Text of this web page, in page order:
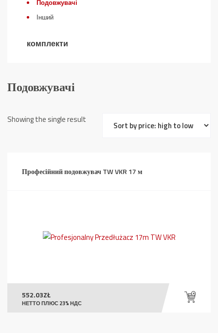
Подовжувачі
Інший
комплекти
Подовжувачі
Showing the single result
Професійний подовжувач TW VKR 17 м
552.03ZŁ
НЕТТО ПЛЮС 23% НДС